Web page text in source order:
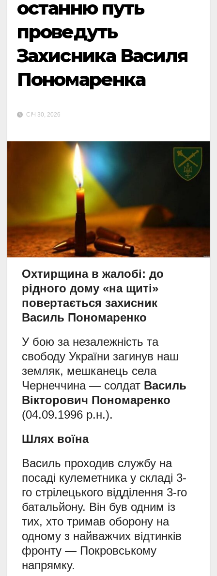
останню путь
проведуть
Захисника Василя
Пономаренка
СІЧ 30, 2026
Охтирщина в жалобі: до
рідного дому «на щиті»
повертається захисник
Василь Пономаренко
У бою за незалежність та
свободу України загинув наш
земляк, мешканець села
Чернеччина — солдат Василь
Вікторович Пономаренко
(04.09.1996 р.н.).
Шлях воїна
Василь проходив службу на
посаді кулеметника у складі 3-
го стрілецького відділення 3-го
батальйону. Він був одним із
тих, хто тримав оборону на
одному з найважчих відтинків
фронту — Покровському
напрямку.